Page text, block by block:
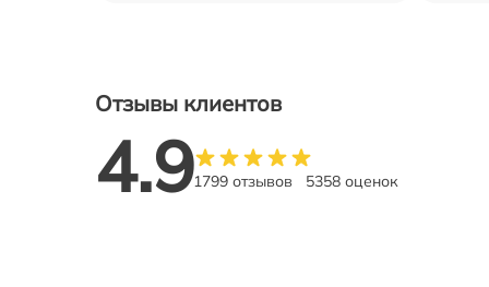
Отзывы клиентов
4.91799 отзывов 5358 оценок